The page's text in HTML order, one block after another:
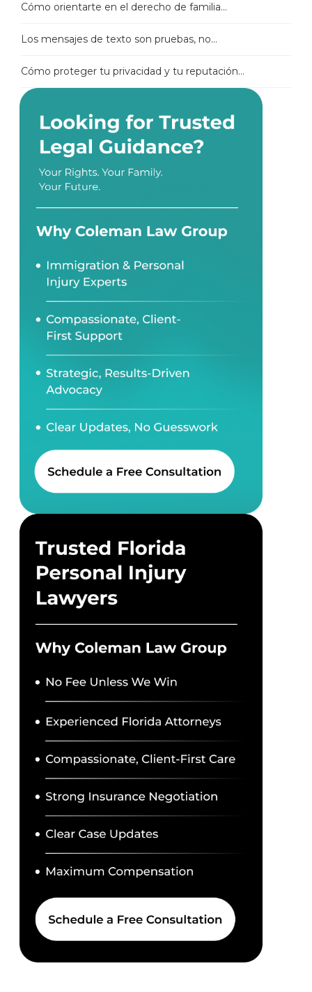
Cómo orientarte en el derecho de familia...
Los mensajes de texto son pruebas, no...
Cómo proteger tu privacidad y tu reputación...